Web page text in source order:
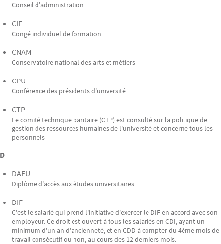
Conseil d'administration
CIF
Congé individuel de formation
CNAM
Conservatoire national des arts et métiers
CPU
Conférence des présidents d'université
CTP
Le comité technique paritaire (CTP) est consulté sur la politique de
gestion des ressources humaines de l'université et concerne tous les
personnels
D
DAEU
Diplôme d'accès aux études universitaires
DIF
C'est le salarié qui prend l'initiative d'exercer le DIF en accord avec son
employeur. Ce droit est ouvert à tous les salariés en CDI, ayant un
minimum d'un an d'ancienneté, et en CDD à compter du 4ème mois de
travail consécutif ou non, au cours des 12 derniers mois.